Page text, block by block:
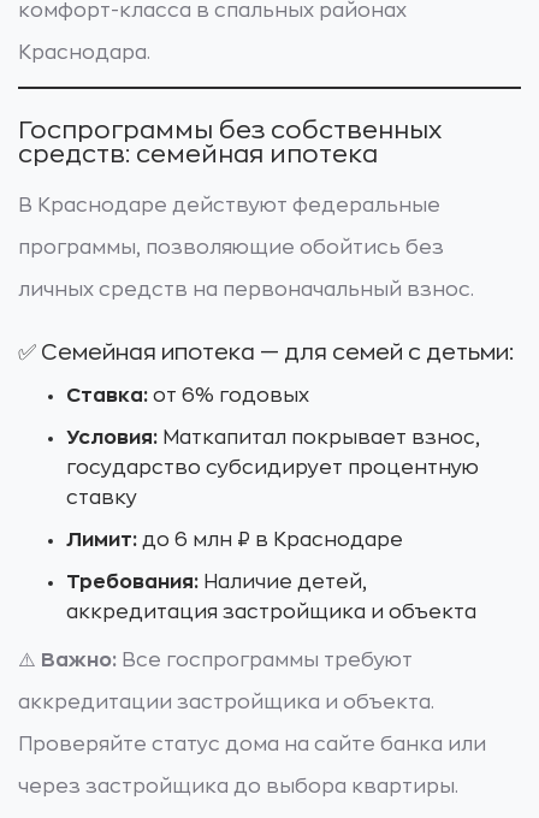
комфорт-класса в спальных районах
Краснодара.
Госпрограммы без собственных
средств: семейная ипотека
В Краснодаре действуют федеральные
программы, позволяющие обойтись без
личных средств на первоначальный взнос.
✅ Семейная ипотека — для семей с детьми:
Ставка: от 6% годовых
Условия: Маткапитал покрывает взнос,
государство субсидирует процентную
ставку
Лимит: до 6 млн ₽ в Краснодаре
Требования: Наличие детей,
аккредитация застройщика и объекта
⚠️ Важно: Все госпрограммы требуют
аккредитации застройщика и объекта.
Проверяйте статус дома на сайте банка или
через застройщика до выбора квартиры.